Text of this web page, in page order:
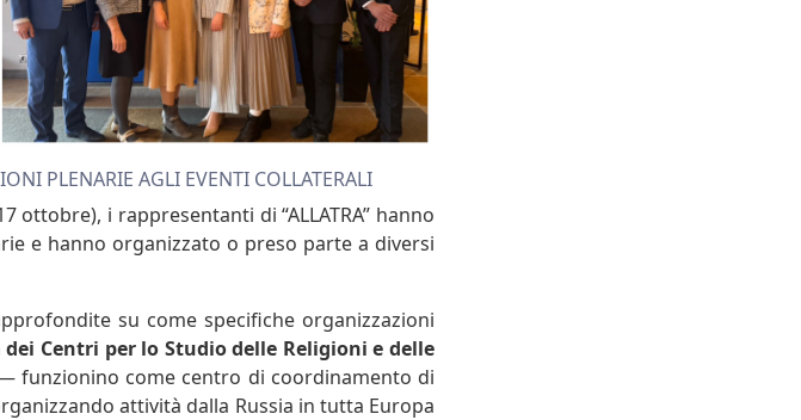
PLENARIE AGLI EVENTI COLLATERALI
i rappresentanti di “ALLATRA” hanno
e hanno organizzato o preso parte a diversi
su come specifiche organizzazioni
dei Centri per lo Studio delle Religioni e delle
funzionino come centro di coordinamento di
attività dalla Russia in tutta Europa